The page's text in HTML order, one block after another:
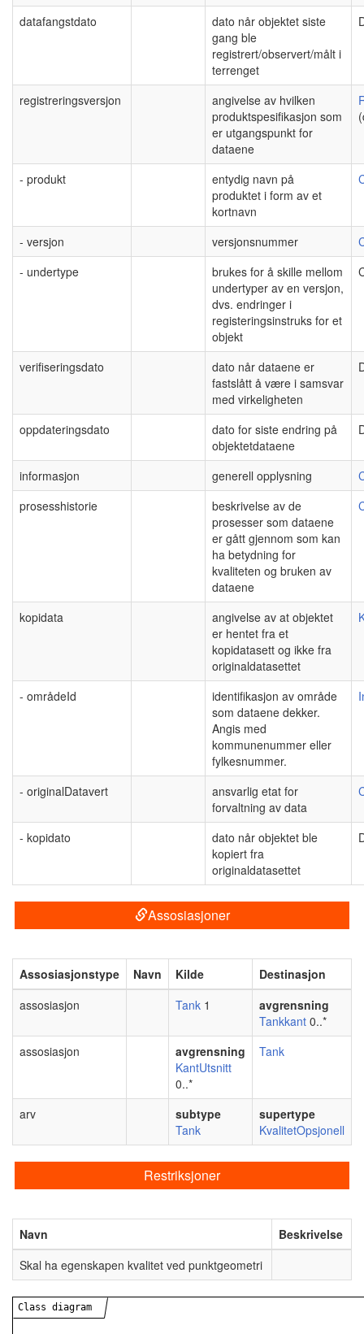
datafangstdato
dato når objektet siste
gang ble
registrert/observert/målt i
terrenget
registreringsversjon
angivelse av hvilken
produktspesifikasjon som
er utgangspunkt for
dataene
- produkt
entydig navn på
produktet i form av et
kortnavn
- versjon versjonsnummer
- undertype
brukes for å skille mellom
undertyper av en versjon,
dvs. endringer i
registeringsinstruks for et
objekt
verifiseringsdato
dato når dataene er
fastslått å være i samsvar
med virkeligheten
oppdateringsdato
dato for siste endring på
objektetdataene
informasjon generell opplysning
prosesshistorie
beskrivelse av de
prosesser som dataene
er gått gjennom som kan
ha betydning for
kvaliteten og bruken av
dataene
kopidata
angivelse av at objektet
er hentet fra et
kopidatasett og ikke fra
originaldatasettet
- områdeId
identifikasjon av område
som dataene dekker.
Angis med
kommunenummer eller
fylkesnummer.
- originalDatavert
ansvarlig etat for
forvaltning av data
- kopidato
dato når objektet ble
kopiert fra
originaldatasettet
Assosiasjoner
Assosiasjonstype Navn Kilde
Destinasjon
assosiasjon
Tank 1
avgrensning
Tankkant 0..*
assosiasjon
avgrensning
KantUtsnitt
0..*
Tank
arv
subtype
Tank
supertype
KvalitetOpsjonell
Restriksjoner
Navn
Beskrivelse
Skal ha egenskapen kvalitet ved punktgeometri